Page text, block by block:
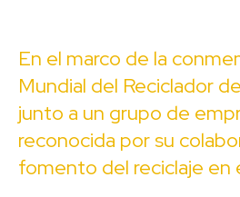
En el marco de la
Mundial del Reciclador
junto a un grupo de
reconocida por su
fomento del reciclaje en